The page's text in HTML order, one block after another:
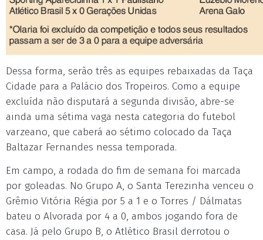
Dessa forma, serão três as equipes rebaixadas da Taça
Cidade para a Palácio dos Tropeiros. Como a equipe
excluída não disputará a segunda divisão, abre-se
ainda uma sétima vaga nesta categoria do futebol
varzeano, que caberá ao sétimo colocado da Taça
Baltazar Fernandes nessa temporada.
Em campo, a rodada do fim de semana foi marcada
por goleadas. No Grupo A, o Santa Terezinha venceu o
Grêmio Vitória Régia por 5 a 1 e o Torres / Dálmatas
bateu o Alvorada por 4 a 0, ambos jogando fora de
casa. Já pelo Grupo B, o Atlético Brasil derrotou o